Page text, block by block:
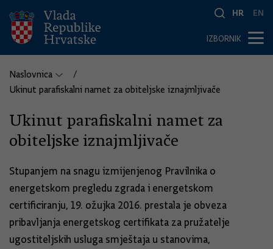
HR EN
IZBORNIK
Naslovnica
Ukinut parafiskalni namet za obiteljske iznajmljivače
Ukinut parafiskalni namet za
obiteljske iznajmljivače
Stupanjem na snagu izmijenjenog Pravilnika o
energetskom pregledu zgrada i energetskom
certificiranju, 19. ožujka 2016. prestala je obveza
pribavljanja energetskog certifikata za pružatelje
ugostiteljskih usluga smještaja u stanovima,